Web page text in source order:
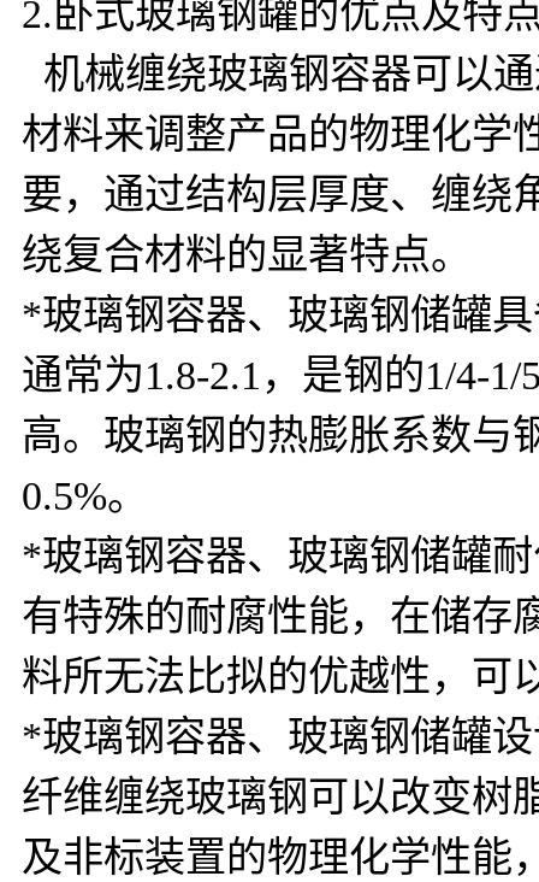
2.卧式玻璃钢罐的优点及特
机械缠绕玻璃钢容器可以
材料来调整产品的物理化学
要，通过结构层厚度、缠绕
绕复合材料的显著特点。
*玻璃钢容器、玻璃钢储罐
通常为1.8-2.1，是钢的1/4-
高。玻璃钢的热膨胀系数与
0.5%。
*玻璃钢容器、玻璃钢储罐
有特殊的耐腐性能，在储存
料所无法比拟的优越性，可
*玻璃钢容器、玻璃钢储罐
纤维缠绕玻璃钢可以改变树
及非标装置的物理化学性能